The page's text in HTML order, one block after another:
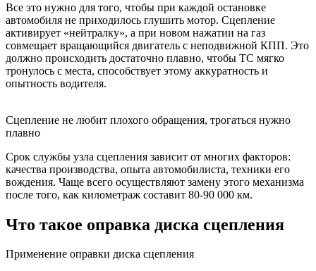
Все это нужно для того, чтобы при каждой остановке
автомобиля не приходилось глушить мотор. Сцепление
активирует «нейтралку», а при новом нажатии на газ
совмещает вращающийся двигатель с неподвижной КПП. Это
должно происходить достаточно плавно, чтобы ТС мягко
тронулось с места, способствует этому аккуратность и
опытность водителя.
Сцепление не любит плохого обращения, трогаться нужно
плавно
Срок службы узла сцепления зависит от многих факторов:
качества производства, опыта автомобилиста, техники его
вождения. Чаще всего осуществляют замену этого механизма
после того, как километраж составит 80-90 000 км.
Что такое оправка диска сцепления
Применение оправки диска сцепления